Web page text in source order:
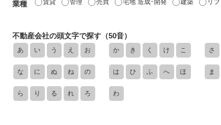
業種 賃貸 管理 売買 宅地 造成･開発 建築 リ
不動産会社の頭文字で探す（50音）
あ い う え お か き く け こ さ
な に ぬ ね の は ひ ふ へ ほ ま
ら り る れ ろ わ